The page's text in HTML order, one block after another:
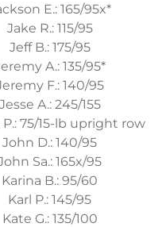
E.: 165/95x*
Jake R.: 115/95
Jeff B.: 175/95
A.: 135/95*
F.: 140/95
Jesse A.: 245/155
75/15-lb upright row
John D.: 140/95
Sa.: 165x/95
Karina B.: 95/60
Karl P.: 145/95
Kate G.: 135/100